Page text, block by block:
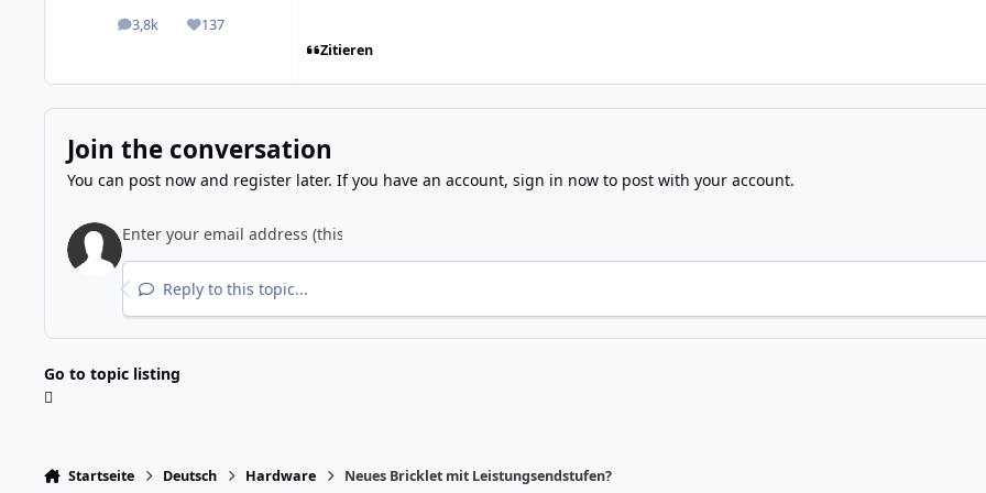
3,8k
posts 137
Reputation
Zitieren
Join the conversation
You can post now and register later. If you have an account, sign in nowto post with your account.
Reply to this topic...
Go to topic listing
Startseite Deutsch Hardware Neues Bricklet mit Leistungsendstufen?